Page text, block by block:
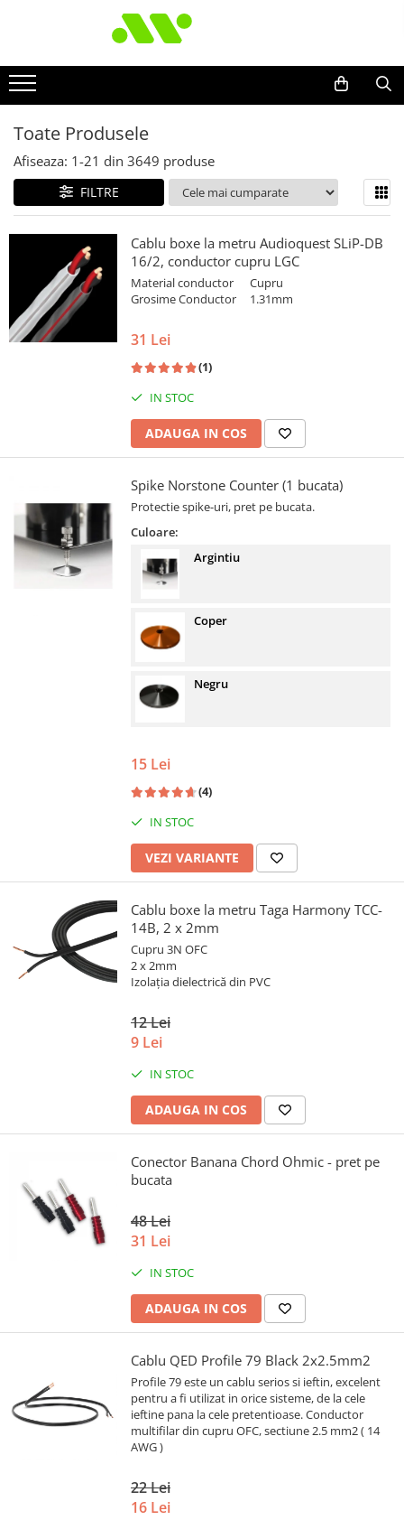
Toate Produsele
Afiseaza: 1-21 din 3649 produse
FILTRE
Cablu boxe la metru Audioquest SLiP-DB
16/2, conductor cupru LGC
Material conductor
Cupru
Grosime Conductor 1.31mm
31 Lei
(1)
IN STOC
ADAUGA IN COS
Spike Norstone Counter (1 bucata)
Protectie spike-uri, pret pe bucata.
Culoare:
Argintiu
Coper
Negru
15 Lei
(4)
IN STOC
VEZI VARIANTE
Cablu boxe la metru Taga Harmony TCC-
14B, 2 x 2mm
Cupru 3N OFC
2 x 2mm
Izolația dielectrică din PVC
12 Lei
9 Lei
IN STOC
ADAUGA IN COS
Conector Banana Chord Ohmic - pret pe
bucata
48 Lei
31 Lei
IN STOC
ADAUGA IN COS
Cablu QED Profile 79 Black 2x2.5mm2
Profile 79 este un cablu serios si ieftin, excelent
pentru a fi utilizat in orice sisteme, de la cele
ieftine pana la cele pretentioase. Conductor
multifilar din cupru OFC, sectiune 2.5 mm2 ( 14
AWG )
22 Lei
16 Lei